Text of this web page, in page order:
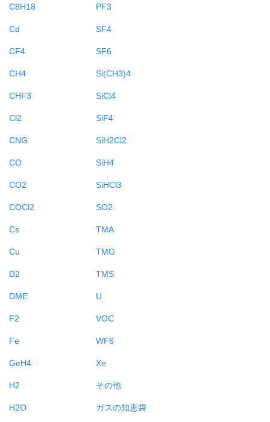
C8H18
Cd
CF4
CH4
CHF3
Cl2
CNG
CO
CO2
COCl2
Cs
Cu
D2
DME
F2
Fe
GeH4
H2
H2O
PF3
SF4
SF6
Si(CH3)4
SiCl4
SiF4
SiH2Cl2
SiH4
SiHCl3
SO2
TMA
TMG
TMS
U
VOC
WF6
Xe
その他
ガスの知恵袋